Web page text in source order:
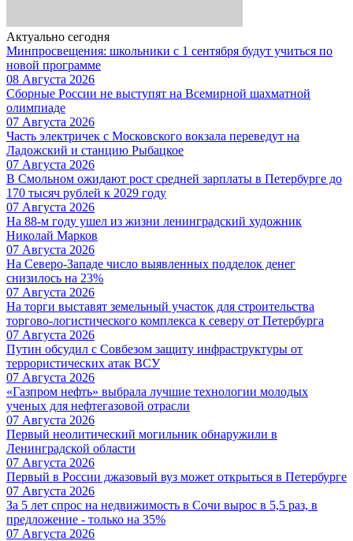
Актуально сегодня
Минпросвещения: школьники с 1 сентября будут учиться по
новой программе
08 Августа 2026
Сборные России не выступят на Всемирной шахматной
олимпиаде
07 Августа 2026
Часть электричек с Московского вокзала переведут на
Ладожский и станцию Рыбацкое
07 Августа 2026
В Смольном ожидают рост средней зарплаты в Петербурге до
170 тысяч рублей к 2029 году
07 Августа 2026
На 88-м году ушел из жизни ленинградский художник
Николай Марков
07 Августа 2026
На Северо-Западе число выявленных подделок денег
снизилось на 23%
07 Августа 2026
На торги выставят земельный участок для строительства
торгово-логистического комплекса к северу от Петербурга
07 Августа 2026
Путин обсудил с Совбезом защиту инфраструктуры от
террористических атак ВСУ
07 Августа 2026
«Газпром нефть» выбрала лучшие технологии молодых
ученых для нефтегазовой отрасли
07 Августа 2026
Первый неолитический могильник обнаружили в
Ленинградской области
07 Августа 2026
Первый в России джазовый вуз может открыться в Петербурге
07 Августа 2026
За 5 лет спрос на недвижимость в Сочи вырос в 5,5 раз, в
предложение - только на 35%
07 Августа 2026